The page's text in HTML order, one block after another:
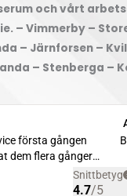
och vårt
– Vimmerby –
– Järnforsen –
– Stenberga –